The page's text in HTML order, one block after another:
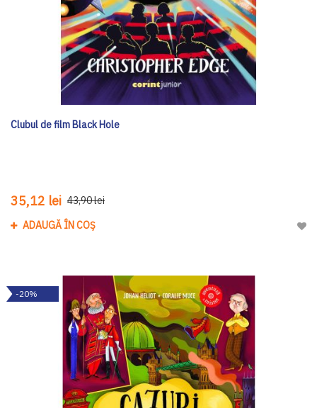
Clubul de film Black Hole
35,12 lei 43,90 lei
ADAUGĂ ÎN COȘ
-20%